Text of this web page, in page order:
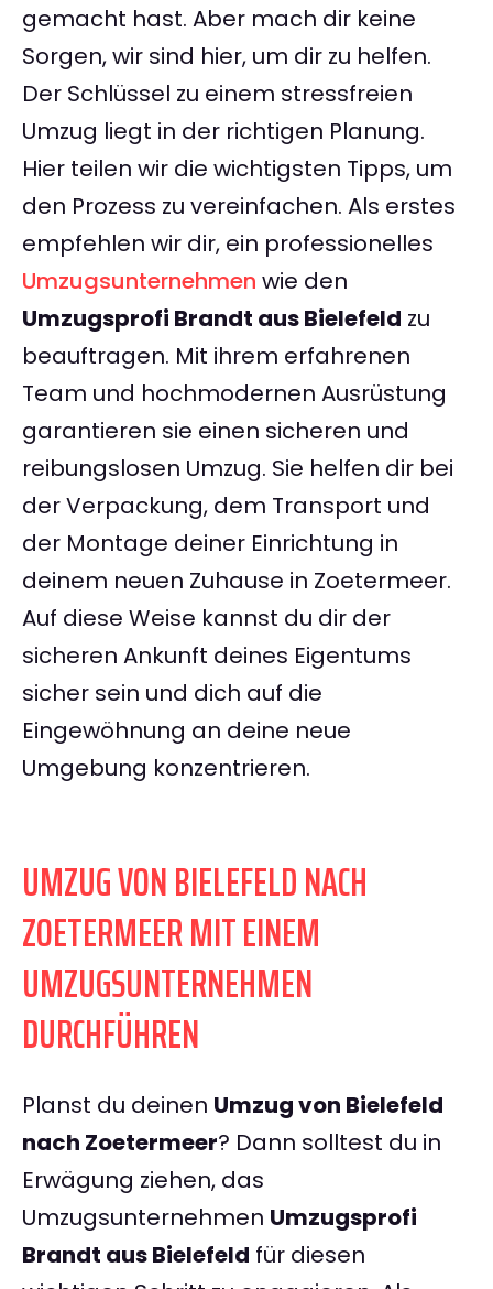
gemacht hast. Aber mach dir keine
Sorgen, wir sind hier, um dir zu helfen.
Der Schlüssel zu einem stressfreien
Umzug liegt in der richtigen Planung.
Hier teilen wir die wichtigsten Tipps, um
den Prozess zu vereinfachen. Als erstes
empfehlen wir dir, ein professionelles
Umzugsunternehmen wie den
Umzugsprofi Brandt aus Bielefeld zu
beauftragen. Mit ihrem erfahrenen
Team und hochmodernen Ausrüstung
garantieren sie einen sicheren und
reibungslosen Umzug. Sie helfen dir bei
der Verpackung, dem Transport und
der Montage deiner Einrichtung in
deinem neuen Zuhause in Zoetermeer.
Auf diese Weise kannst du dir der
sicheren Ankunft deines Eigentums
sicher sein und dich auf die
Eingewöhnung an deine neue
Umgebung konzentrieren.
UMZUG VON BIELEFELD NACH
ZOETERMEER MIT EINEM
UMZUGSUNTERNEHMEN
DURCHFÜHREN
Planst du deinen Umzug von Bielefeld
nach Zoetermeer? Dann solltest du in
Erwägung ziehen, das
Umzugsunternehmen Umzugsprofi
Brandt aus Bielefeld für diesen